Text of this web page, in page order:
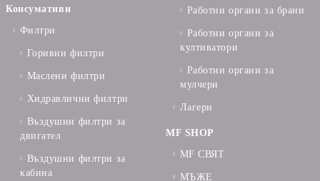
Консумативи
Филтри
Горивни филтри
Маслени филтри
Хидравлични филтри
Въздушни филтри за
двигател
Въздушни филтри за
кабина
Работни органи за брани
Работни органи за
култиватори
Работни органи за
мулчери
Лагери
MF SHOP
MF СВЯТ
МЪЖЕ